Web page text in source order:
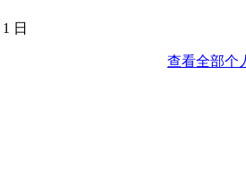
日
查看全部个